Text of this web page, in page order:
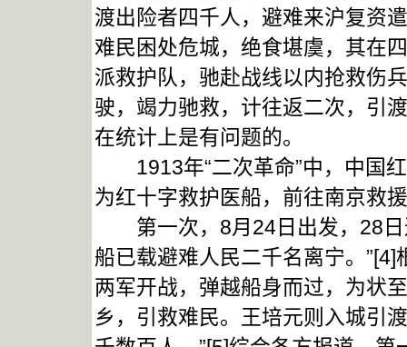
渡出险者四千人，避难来沪复资
难民困处危城，绝食堪虞，其在
派救护队，驰赴战线以内抢救伤
驶，竭力驰救，计往返二次，引
在统计上是有问题的。
1913年“二次革命”中，中国红
为红十字救护医船，前往南京救
第一次，8月24日出发，28日
船已载避难人民二千名离宁。”[4]
两军开战，弹越船身而过，为状
乡，引救难民。王培元则入城引